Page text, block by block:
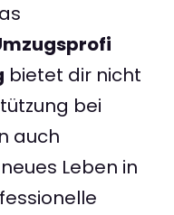
bietet dir nicht
bei
auch
Leben in